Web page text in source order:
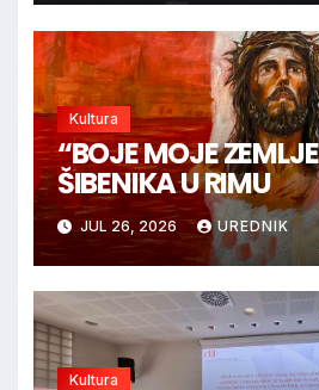
Kultura
“BOJE MOJE
ŠIBENIKA U RIMU
JUL 26, 2026 UREDNIK
Kultura